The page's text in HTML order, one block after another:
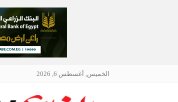
الخميس, أغسطس 6, 2026